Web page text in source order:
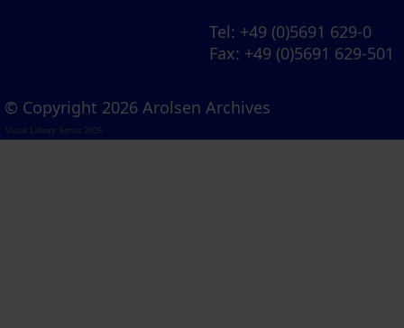
Tel: +49 (0)5691 629-0
Fax: +49 (0)5691 629-501
© Copyright 2026 Arolsen Archives
Visual Library Server 2026